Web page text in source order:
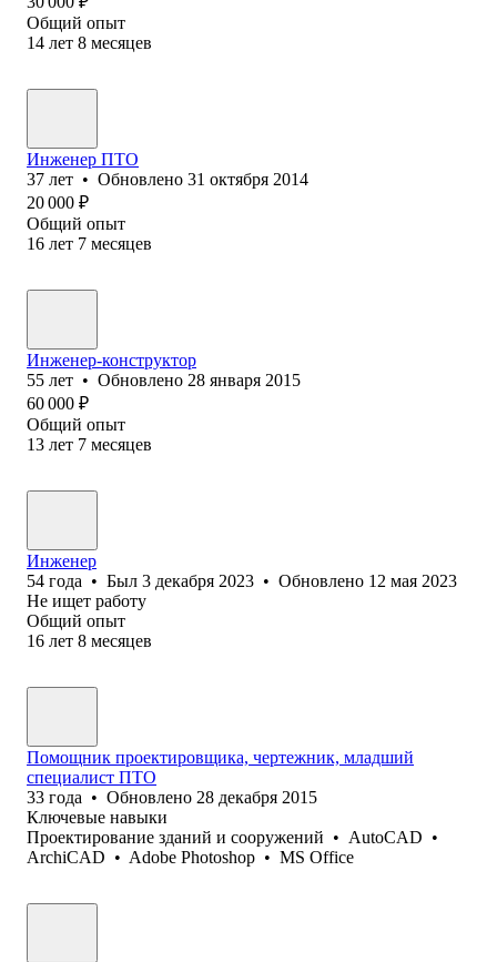
Общий опыт
14 лет 8 месяцев
Инженер ПТО
37 лет • Обновлено 31 октября 2014
20 000 ₽
Общий опыт
16 лет 7 месяцев
Инженер-конструктор
55 лет • Обновлено 28 января 2015
60 000 ₽
Общий опыт
13 лет 7 месяцев
Инженер
54 года • Был 3 декабря 2023 • Обновлено 12 мая 2023
Не ищет работу
Общий опыт
16 лет 8 месяцев
Помощник проектировщика, чертежник, младший
специалист ПТО
33 года • Обновлено 28 декабря 2015
Ключевые навыки
Проектирование зданий и сооружений • AutoCAD •
ArchiCAD • Adobe Photoshop • MS Office